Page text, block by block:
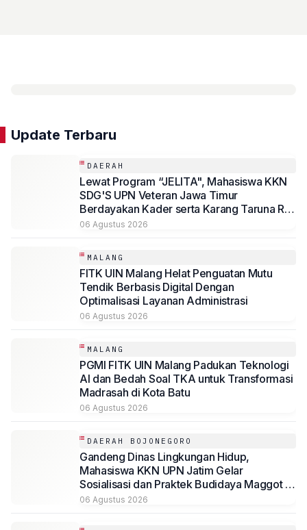
Update Terbaru
DAERAH
Lewat Program “JELITA", Mahasiswa KKN
SDG'S UPN Veteran Jawa Timur
Berdayakan Kader serta Karang Taruna RW
07 Kelurahan Banyu Urip Olah Limbah
06 Agustus 2026
MALANG
FITK UIN Malang Helat Penguatan Mutu
Tendik Berbasis Digital Dengan
Optimalisasi Layanan Administrasi
06 Agustus 2026
MALANG
PGMI FITK UIN Malang Padukan Teknologi
AI dan Bedah Soal TKA untuk Transformasi
Madrasah di Kota Batu
06 Agustus 2026
DAERAH BOJONEGORO
Gandeng Dinas Lingkungan Hidup,
Mahasiswa KKN UPN Jatim Gelar
Sosialisasi dan Praktek Budidaya Maggot di
Baureno, Bojonegoro
06 Agustus 2026